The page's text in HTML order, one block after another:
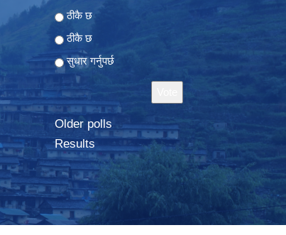
Choices
ठीकै छ
ठीकै छ
सुधार गर्नुपर्छ
Older polls
Results